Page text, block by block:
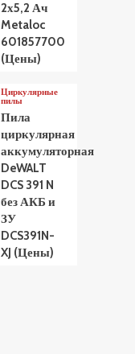
2х5,2 Ач
Metaloc
601857700
(Цены)
Циркулярные
пилы
Пила
циркулярная
аккумуляторная
DeWALT
DCS 391 N
без АКБ и
ЗУ
DCS391N-
XJ (Цены)